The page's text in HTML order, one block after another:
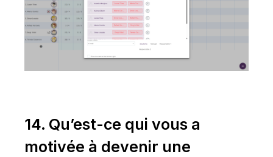
14. Qu’est-ce qui vous a
motivée à devenir une